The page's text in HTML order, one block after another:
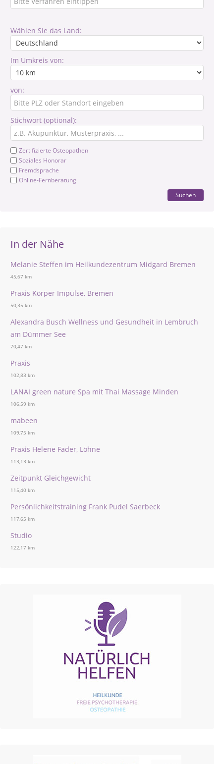
Wählen Sie das Land:
Im Umkreis von:
von:
Stichwort (optional):
Zertifizierte Osteopathen
Soziales Honorar
Fremdsprache
Online-Fernberatung
Suchen
In der Nähe
Melanie Steffen im Heilkundezentrum Midgard Bremen
45,67 km
Praxis Körper Impulse, Bremen
50,35 km
Alexandra Busch Wellness und Gesundheit in Lembruch
am Dümmer See
70,47 km
Praxis
102,83 km
LANAI green nature Spa mit Thai Massage Minden
106,59 km
mabeen
109,75 km
Praxis Helene Fader, Löhne
113,13 km
Zeitpunkt Gleichgewicht
115,40 km
Persönlichkeitstraining Frank Pudel Saerbeck
117,65 km
Studio
122,17 km